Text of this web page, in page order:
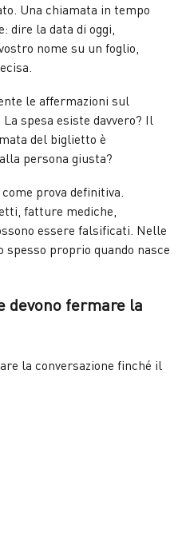
Una chiamata in tempo
dire la data di oggi,
nome su un foglio,
le affermazioni sul
spesa esiste davvero? Il
del biglietto è
persona giusta?
prova definitiva.
fatture mediche,
essere falsificati. Nelle
proprio quando nasce
devono fermare la
la conversazione finché il